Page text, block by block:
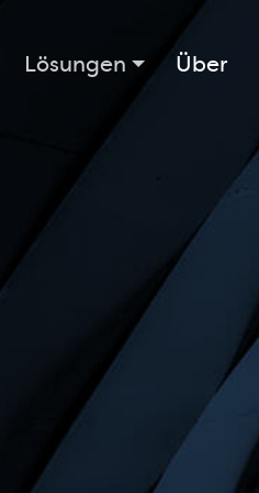
Lösungen Über